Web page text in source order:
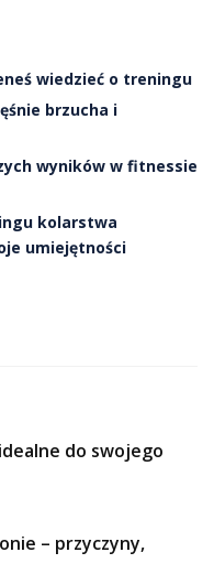
wiedzieć o treningu
brzucha i
wyników w fitnessie
kolarstwa
umiejętności
do swojego
– przyczyny,